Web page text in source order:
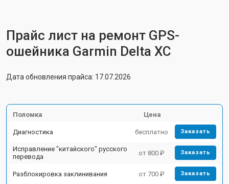
Прайс лист на ремонт GPS-
ошейника Garmin Delta XC
Дата обновления прайса: 17.07.2026
Поломка Цена
Диагностика бесплатно Заказать
Исправление "китайского" русского
перевода
от 800 ₽ Заказать
Разблокировка заклинивания от 700 ₽ Заказать